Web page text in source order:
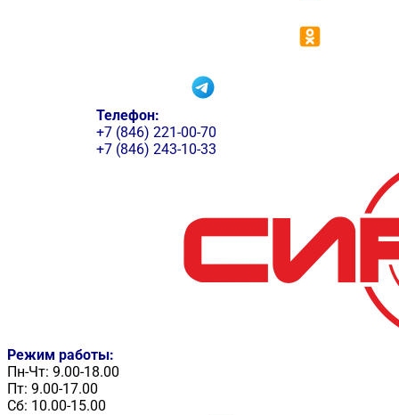
Телефон:
+7 (846) 221-00-70
+7 (846) 243-10-33
Режим работы:
Пн-Чт: 9.00-18.00
Пт: 9.00-17.00
Сб: 10.00-15.00